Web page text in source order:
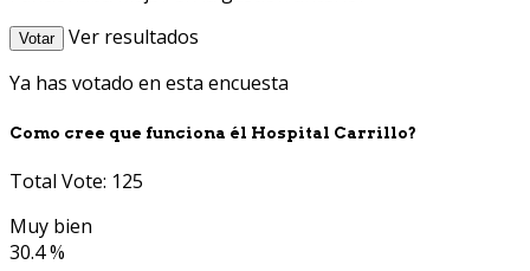
Votar
Ver resultados
Ya has votado en esta encuesta
Como cree que funciona él Hospital Carrillo?
Total Vote: 125
Muy bien
30.4 %